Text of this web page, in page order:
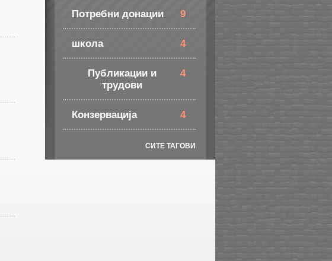
Потребни донации 9
школа 4
Публикации и
трудови
4
Конзервација 4
СИТЕ ТАГОВИ